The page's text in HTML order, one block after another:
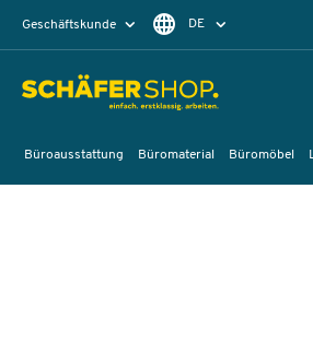
Geschäftskunde DE
EN
Büroausstattung Büromaterial Büromöbel